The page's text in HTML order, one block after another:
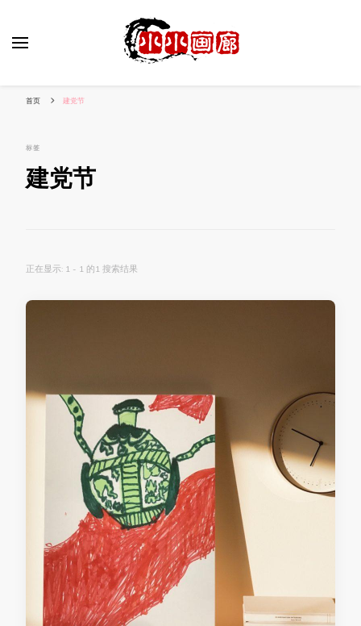
首页 建党节
标签
建党节
正在显示: 1 - 1 的1 搜索结果